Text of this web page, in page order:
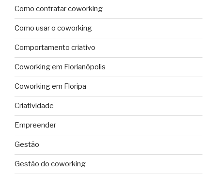
Como contratar coworking
Como usar o coworking
Comportamento criativo
Coworking em Florianópolis
Coworking em Floripa
Criatividade
Empreender
Gestão
Gestão do coworking